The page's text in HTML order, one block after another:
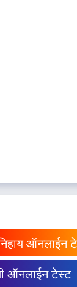
निहाय ऑनलाईन
ऑनलाईन टेस्ट